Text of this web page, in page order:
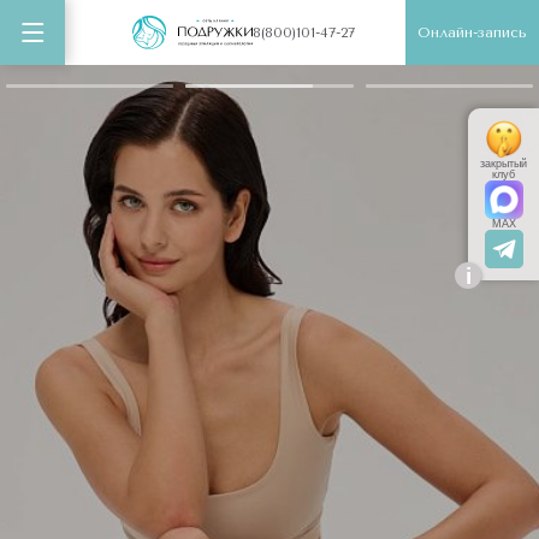
8(800)101-47-27 Онлайн-запись
i
закрытый
клуб
MAX